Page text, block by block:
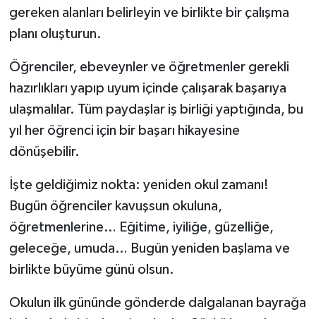
gereken alanları belirleyin ve birlikte bir çalışma
planı oluşturun.
Öğrenciler, ebeveynler ve öğretmenler gerekli
hazırlıkları yapıp uyum içinde çalışarak başarıya
ulaşmalılar. Tüm paydaşlar iş birliği yaptığında, bu
yıl her öğrenci için bir başarı hikayesine
dönüşebilir.
İşte geldiğimiz nokta: yeniden okul zamanı!
Bugün öğrenciler kavuşsun okuluna,
öğretmenlerine… Eğitime, iyiliğe, güzelliğe,
geleceğe, umuda… Bugün yeniden başlama ve
birlikte büyüme günü olsun.
Okulun ilk gününde gönderde dalgalanan bayrağa